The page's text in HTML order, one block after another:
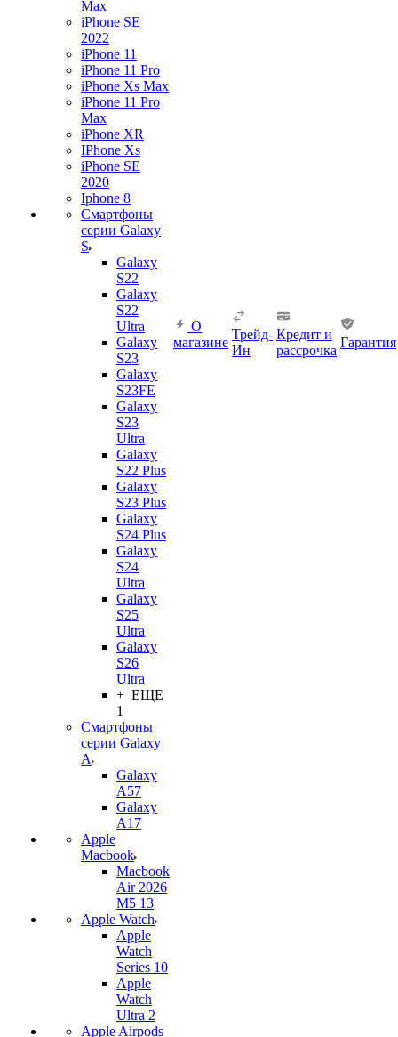
Max
iPhone SE
2022
iPhone 11
iPhone 11 Pro
iPhone Xs Max
iPhone 11 Pro
Max
iPhone XR
IPhone Xs
iPhone SE
2020
Iphone 8
Смартфоны
серии Galaxy
S
Galaxy
S22
Galaxy
S22
Ultra
Galaxy
S23
Galaxy
S23FE
Galaxy
S23
Ultra
Galaxy
S22 Plus
Galaxy
S23 Plus
Galaxy
S24 Plus
Galaxy
S24
Ultra
Galaxy
S25
Ultra
Galaxy
S26
Ultra
+ ЕЩЕ
1
Смартфоны
серии Galaxy
A
Galaxy
A57
Galaxy
A17
Apple
Macbook
Macbook
Air 2026
M5 13
Apple Watch
Apple
Watch
Series 10
Apple
Watch
Ultra 2
Apple Airpods
О
магазине
Трейд-
Ин
Кредит и
рассрочка
Гарантия